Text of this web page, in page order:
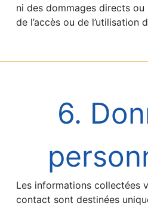
ni des dommages directs
de l’accès ou de l’utilisation
6.
Les informations collectées
contact sont destinées